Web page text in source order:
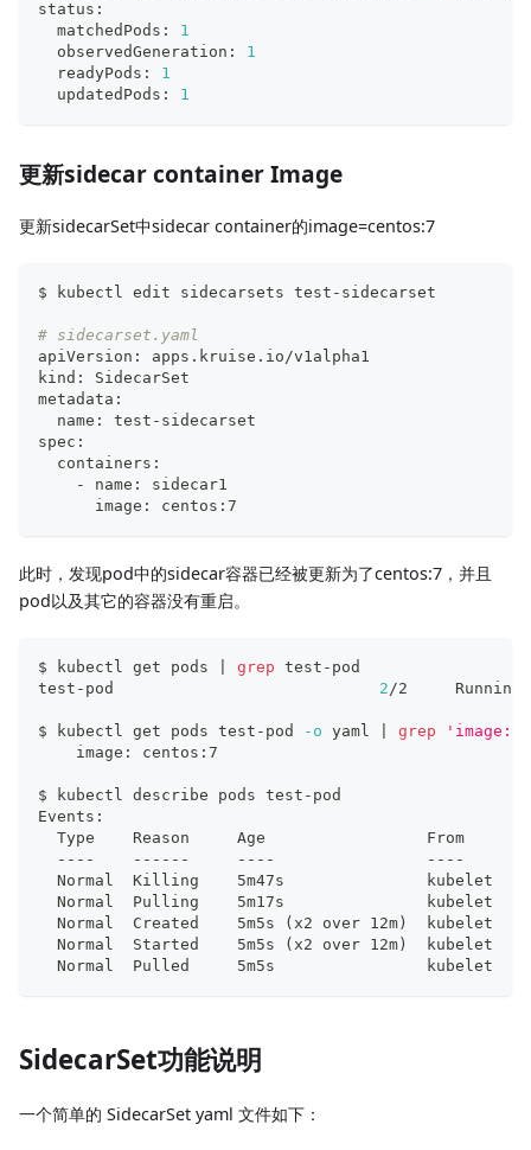
status:
  matchedPods:
1
  observedGeneration:
1
  readyPods:
1
  updatedPods:
1
更新sidecar container Image
更新sidecarSet中sidecar container的image=centos:7
$ kubectl edit sidecarsets test-sidecarset
# sidecarset.yaml
apiVersion: apps.kruise.io/v1alpha1
kind: SidecarSet
metadata:
  name: test-sidecarset
spec:
  containers:
    - name: sidecar1
      image: centos:7
此时，发现pod中的sidecar容器已经被更新为了centos:7，并且
pod以及其它的容器没有重启。
$ kubectl get pods grep test-pod
test-pod 2 /2
$ kubectl get pods test-pod -o yaml grep
'image:
    image: centos:7
$ kubectl describe pods test-pod
Events:
Type    Reason     Age                 From
----    ------     ----                ----
Normal  Killing    5m47s               kubelet
Normal  Pulling    5m17s               kubelet
  Normal  Created    5m5s
( x2 over 12m )
kubelet
  Normal  Started    5m5s
( x2 over 12m )
kubelet
Normal  Pulled     5m5s                kubelet
SidecarSet功能说明
一个简单的 SidecarSet yaml 文件如下：